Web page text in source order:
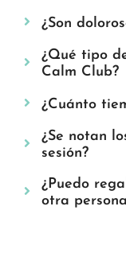
¿Son
¿Qué tipo
Calm Club?
¿Cuánto
¿Se notan
sesión?
¿Puedo
otra